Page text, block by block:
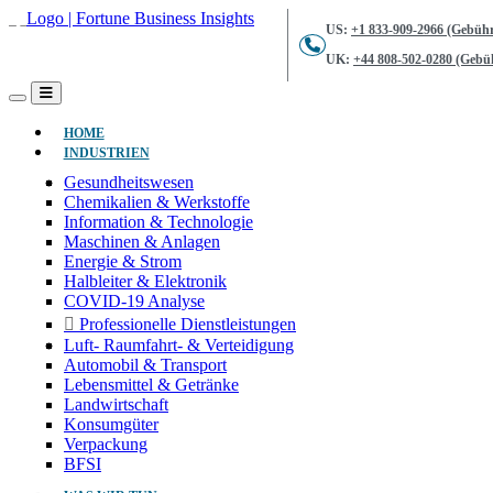
US: +1 833-909-2966
UK: +44 808-502-0280
HOME(AKTUELL)
INDUSTRIEN
Gesundheitswesen
Chemikalien & Werkstoffe
Information & Technologie
Maschinen & Anlagen
Energie & Strom
Halbleiter & Elektronik
COVID-19 Analyse
Professionelle Dienstleistungen
Luft- Raumfahrt- & Verteidigung
Automobil & Transport
Lebensmittel & Getränke
Landwirtschaft
Konsumgüter
Verpackung
BFSI